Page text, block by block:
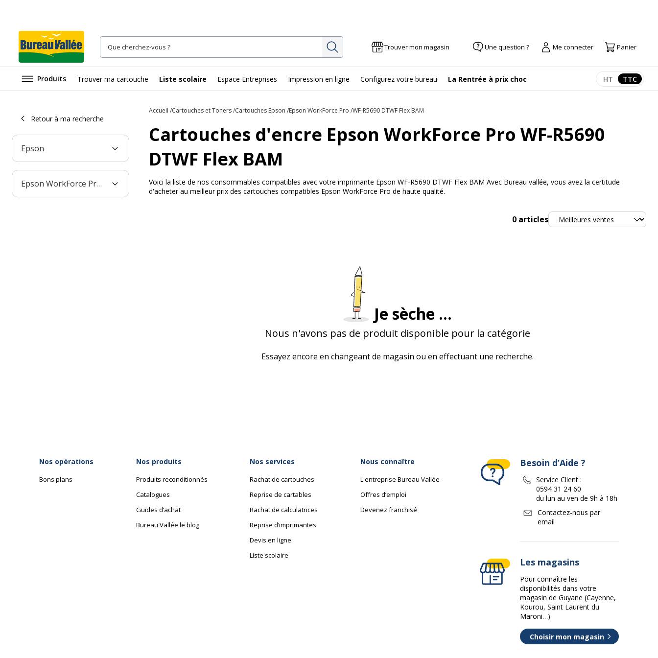
Rechercher Trouver mon magasin Une question ? Me connecter Panier
Produits Trouver ma cartouche Liste scolaire Espace Entreprises Impression en ligne Configurez votre bureau La Rentrée à prix choc Afficher les
HT TTC
Retour à ma recherche
Epson
Epson WorkForce Pro WF-R5690 DTWF Flex BAM
Accueil Cartouches et Toners Cartouches Epson Epson WorkForce Pro WF-R5690 DTWF Flex BAM
Cartouches d'encre Epson WorkForce Pro WF-R5690
DTWF Flex BAM
Voici la liste de nos consommables compatibles avec votre imprimante Epson WF-R5690 DTWF Flex BAM Avec Bureau vallée, vous avez la certitude
d'acheter au meilleur prix des cartouches compatibles Epson WorkForce Pro de haute qualité.
0 articlesTrier
Je sèche ...
Nous n'avons pas de produit disponible pour la catégorie
Essayez encore en changeant de magasin ou en effectuant une recherche.
Nos opérations
Bons plans
Nos produits
Produits reconditionnés
Catalogues
Guides d’achat
Bureau Vallée le blog
Nos services
Rachat de cartouches
Reprise de cartables
Rachat de calculatrices
Reprise d’imprimantes
Devis en ligne
Liste scolaire
Nous connaître
L'entreprise Bureau Vallée
Offres d’emploi
Devenez franchisé
Besoin d’Aide ?
Service Client :
0594 31 24 60
du lun au ven de 9h à 18h
Contactez-nous par
email
Les magasins
Pour connaître les
disponibilités dans votre
magasin de Guyane (Cayenne,
Kourou, Saint Laurent du
Maroni…)
Choisir mon magasin